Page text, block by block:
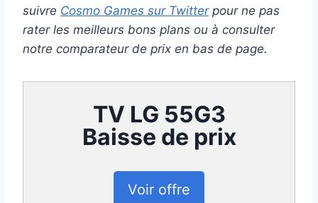
suivre Cosmo Games sur Twitterpour ne pas
rater les meilleurs bons plans ou à consulter
notre comparateur de prix en bas de page.
TV LG 55G3
Baisse de prix
Voir offre